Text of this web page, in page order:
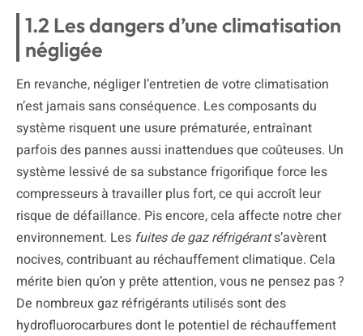
1.2 Les dangers d’une climatisation
négligée
En revanche, négliger l’entretien de votre climatisation
n’est jamais sans conséquence. Les composants du
système risquent une usure prématurée, entraînant
parfois des pannes aussi inattendues que coûteuses. Un
système lessivé de sa substance frigorifique force les
compresseurs à travailler plus fort, ce qui accroît leur
risque de défaillance. Pis encore, cela affecte notre cher
environnement. Les fuites de gaz réfrigérants’avèrent
nocives, contribuant au réchauffement climatique. Cela
mérite bien qu’on y prête attention, vous ne pensez pas ?
De nombreux gaz réfrigérants utilisés sont des
hydrofluorocarbures dont le potentiel de réchauffement